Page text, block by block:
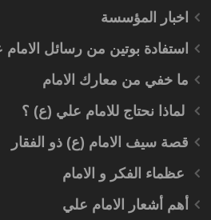
اخبار المؤسسة
استفادة بوتين من رسائل
ما خفي من معارك الامام
لماذا نحتاج للامام علي (ع) ؟
قصة سيف الامام (ع) ذو الفقار
عظماء الفكر و الامام
أهم أشعار الامام علي